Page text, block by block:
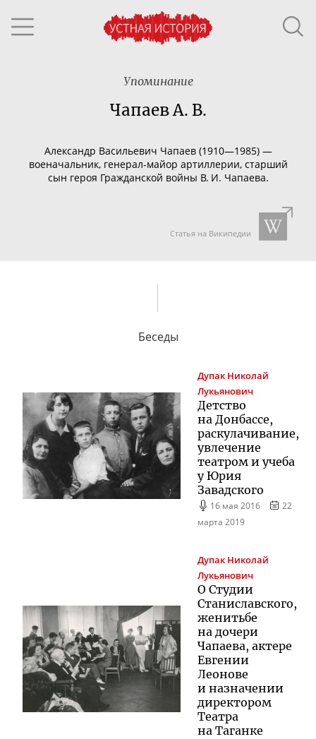
Упоминание
Чапаев А. В.
Александр Васильевич Чапаев (1910—1985) —
военачальник, генерал-майор артиллерии, старший
сын героя Гражданской войны В. И. Чапаева.
Статья на Википедии
Беседы
Дупак Николай
Лукьянович
Детство
на Донбассе,
раскулачивание,
увлечение
театром и учеба
у Юрия
Завадского
16 мая 2016
22
марта 2019
Дупак Николай
Лукьянович
О Студии
Станиславского,
женитьбе
на дочери
Чапаева, актере
Евгении
Леонове
и назначении
директором
Театра
на Таганке